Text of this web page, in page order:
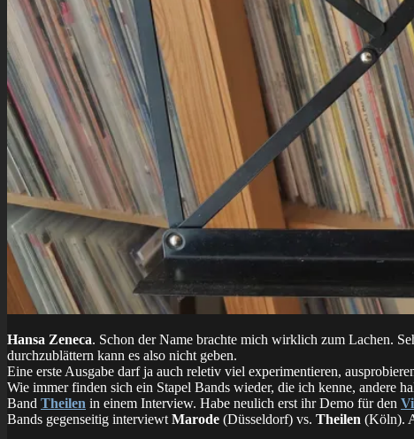
Hansa Zeneca. Schon der Name brachte mich wirklich zum Lachen.
durchzublättern kann es also nicht geben.
Eine erste Ausgabe darf ja auch reletiv viel experimentieren,
Wie immer finden sich ein Stapel Bands wieder, die ich kenne, andere
Band Theilen in einem Interview. Habe neulich erst ihr Demo für den
Bands gegenseitig interviewt Marode (Düsseldorf) vs. Theilen (Köln).